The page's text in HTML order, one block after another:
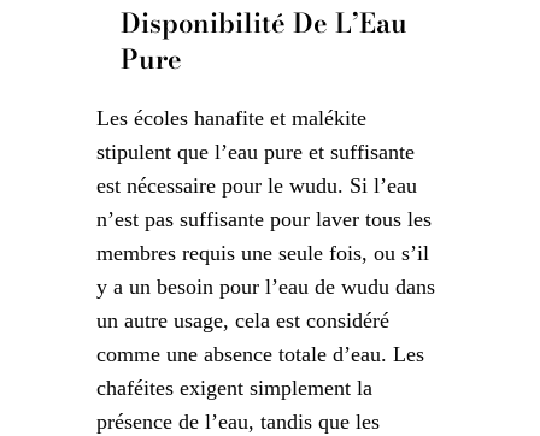
Disponibilité De L’Eau
Pure
Les écoles hanafite et malékite
stipulent que l’eau pure et suffisante
est nécessaire pour le wudu. Si l’eau
n’est pas suffisante pour laver tous les
membres requis une seule fois, ou s’il
y a un besoin pour l’eau de wudu dans
un autre usage, cela est considéré
comme une absence totale d’eau. Les
chaféites exigent simplement la
présence de l’eau, tandis que les